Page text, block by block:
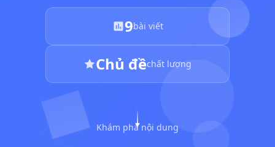
9bài viết
Chủ đềchất lượng
Khám phá nội dung